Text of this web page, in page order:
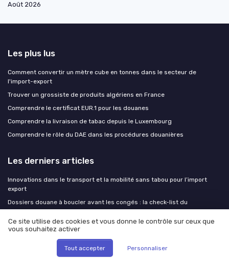
Août 2026
Les plus lus
Comment convertir un mètre cube en tonnes dans le secteur de
l'import-export
Trouver un grossiste de produits algériens en France
Comprendre le certificat EUR.1 pour les douanes
Comprendre la livraison de tabac depuis le Luxembourg
Comprendre le rôle du DAE dans les procédures douanières
Les derniers articles
Innovations dans le transport et la mobilité sans tabou pour l’import
export
Dossiers douane à boucler avant les congés : la check-list du
responsable conformité
Comment choisir un aspirateur professionnel eau et poussière pour
Optimiser l’usage des diables pour escalier dans la logistique d’import
Ce site utilise des cookies et vous donne le contrôle sur ceux que
vous souhaitez activer
Tout accepter Personnaliser